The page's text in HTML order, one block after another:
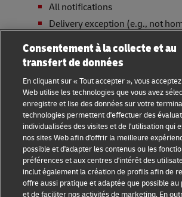
All notifications
Delivery exception (e.g., not
Shipment pickup
Delivery confirmation
SET YOUR PREFERRED DELIVERY
Signature Release
Collect from Service Point or
Leave with Neighbor, Leasing
Guard
Consentement à la collecte et au
transfert de données
En cliquant sur « Tout accepter », vous
Web utilise les technologies que vous avez
enregistre et lise des données sur votre
technologies permettent d'effectuer des
individualisées des visites et de l'utilisation qui
nos sites Web afin d'offrir la meilleure
possible et d'adapter les contenus ou les
préférences et aux centres d'intérêt des
inclut également la création de profils afin de
offre aussi pratique et adaptée que possible au
et de faciliter nos activités de marketing. En